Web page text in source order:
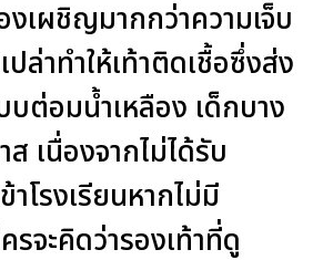
งเผชิญมากกว่าความเจ็บ
ปล่าทำให้เท้าติดเชื้อซึ่งส่ง
บต่อมน้ำเหลือง เด็กบาง
ส เนื่องจากไม่ได้รับ
โรงเรียนหากไม่มี
ครจะคิดว่ารองเท้าที่ดู